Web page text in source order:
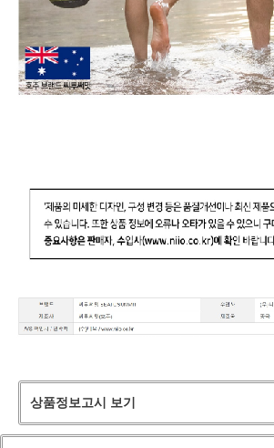
상품정보고시 보기